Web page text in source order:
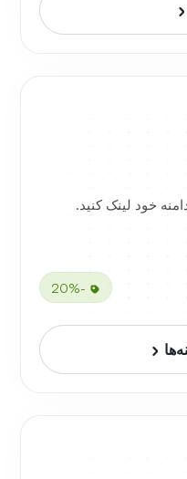
خود لینک کنید.
-20%